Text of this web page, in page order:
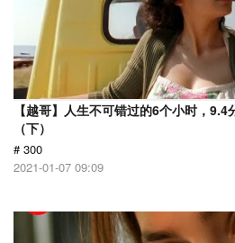
【越哥】人生不可错过的6个小时，9.4
（下）
# 300
2021-01-07 09:09